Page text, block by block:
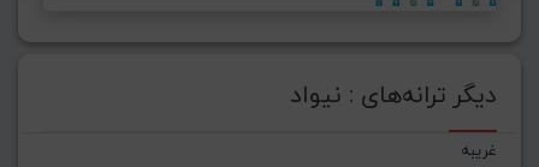
دیگر ترانه‌های : نیواد
غریبه